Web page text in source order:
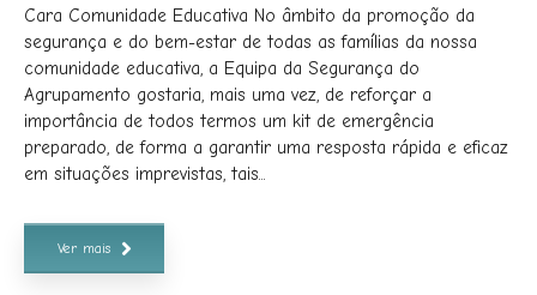
Cara Comunidade Educativa No âmbito da promoção da
segurança e do bem-estar de todas as famílias da nossa
comunidade educativa, a Equipa da Segurança do
Agrupamento gostaria, mais uma vez, de reforçar a
importância de todos termos um kit de emergência
preparado, de forma a garantir uma resposta rápida e eficaz
em situações imprevistas, tais...
Ver mais